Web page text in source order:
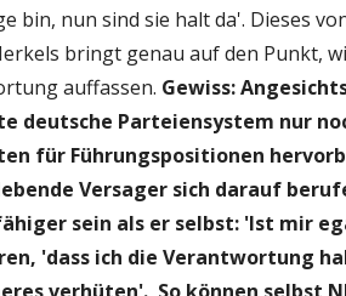
bin, nun sind sie halt da'. Dieses
bringt genau auf den Punkt,
auffassen. Gewiss:
deutsche Parteiensystem nur
für Führungspositionen
Versager sich darauf
sein als er selbst: 'Ist mir
'dass ich die Verantwortung